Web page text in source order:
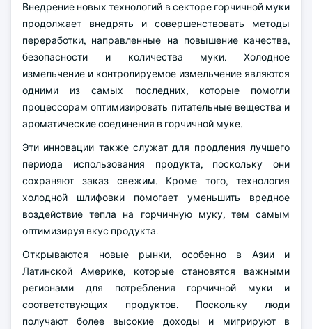
Внедрение новых технологий в секторе горчичной муки
продолжает внедрять и совершенствовать методы
переработки, направленные на повышение качества,
безопасности и количества муки. Холодное
измельчение и контролируемое измельчение являются
одними из самых последних, которые помогли
процессорам оптимизировать питательные вещества и
ароматические соединения в горчичной муке.
Эти инновации также служат для продления лучшего
периода использования продукта, поскольку они
сохраняют заказ свежим. Кроме того, технология
холодной шлифовки помогает уменьшить вредное
воздействие тепла на горчичную муку, тем самым
оптимизируя вкус продукта.
Открываются новые рынки, особенно в Азии и
Латинской Америке, которые становятся важными
регионами для потребления горчичной муки и
соответствующих продуктов. Поскольку люди
получают более высокие доходы и мигрируют в